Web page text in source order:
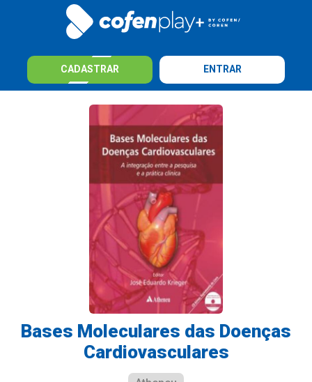
CADASTRAR ENTRAR
Bases Moleculares das Doenças
Cardiovasculares